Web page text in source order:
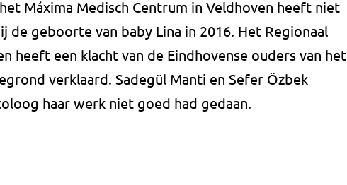
Máxima Medisch Centrum in Veldhoven heeft niet
de geboorte van baby Lina in 2016. Het Regionaal
heeft een klacht van de Eindhovense ouders van het
verklaard. Sadegül Manti en Sefer Özbek
haar werk niet goed had gedaan.